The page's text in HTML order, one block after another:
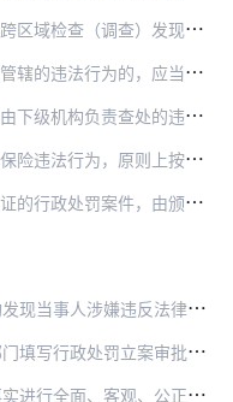
应当提请有管辖权的监督管理机构立案查处，并及时移交相关证据材料。
上派出机构对同一违法行为都有管辖权的，由最先立案的派出机构管辖。
查处的违法行为，也可以授权下级机构查处应由其他下级机构负责查处的违法行为。
则上按照下列要求确定具体管辖地：
管辖，处罚决定抄送批准该机构筹建的监督管理机构及银保监会相关部门。
险监管规定，依法应当给予行政处罚且有管辖权的，应当予以立案。
批表，由分管立案调查部门的负责人批准。
、公正的调查，并依法充分收集证据。